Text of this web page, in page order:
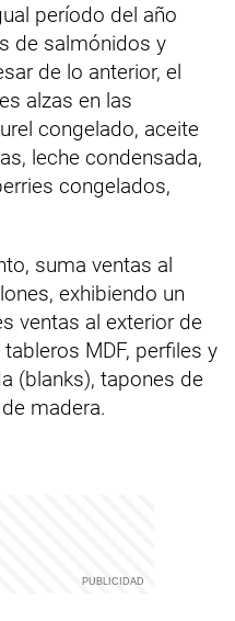
período del año
de salmónidos y
de lo anterior, el
alzas en las
congelado, aceite
leche condensada,
congelados,
suma ventas al
exhibiendo un
ventas al exterior de
MDF, perfiles y
(blanks), tapones de
madera.